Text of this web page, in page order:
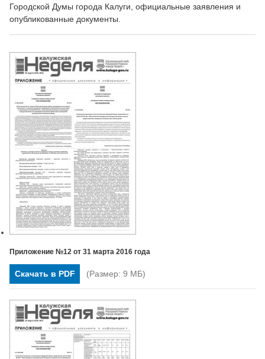
Городской Думы города Калуги, официальные заявления и
опубликованные документы.
Приложение №12 от 31 марта 2016 года
Скачать в PDF (Размер: 9 МБ)